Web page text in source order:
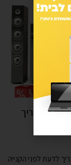
מה שצריך
לדעת לפני הקנייה